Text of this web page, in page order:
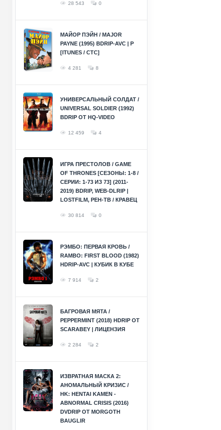
28 543 0
МАЙОР ПЭЙН / MAJOR
PAYNE (1995) BDRIP-AVC | P
[ITUNES / СТС]
4 281 8
УНИВЕРСАЛЬНЫЙ СОЛДАТ /
UNIVERSAL SOLDIER (1992)
BDRIP ОТ HQ-VIDEO
12 459 4
ИГРА ПРЕСТОЛОВ / GAME
OF THRONES [СЕЗОНЫ: 1-8 /
СЕРИИ: 1-73 ИЗ 73] (2011-
2019) BDRIP, WEB-DLRIP |
LOSTFILM, РЕН-ТВ / КРАВЕЦ
30 814 0
РЭМБО: ПЕРВАЯ КРОВЬ /
RAMBO: FIRST BLOOD (1982)
HDRIP-AVC | КУБИК В КУБЕ
7 914 2
БАГРОВАЯ МЯТА /
PEPPERMINT (2018) HDRIP ОТ
SCARABEY | ЛИЦЕНЗИЯ
2 284 2
ИЗВРАТНАЯ МАСКА 2:
АНОМАЛЬНЫЙ КРИЗИС /
HK: HENTAI KAMEN -
ABNORMAL CRISIS (2016)
DVDRIP ОТ MORGOTH
BAUGLIR